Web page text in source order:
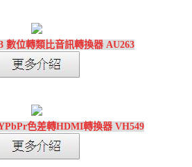
數位轉類比音訊轉換器 AU263
色差轉HDMI轉換器 VH549